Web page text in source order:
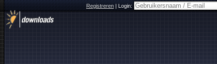
Registreren|Login: